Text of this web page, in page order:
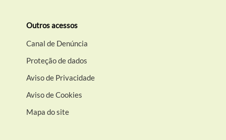
Outros acessos
Canal de Denúncia
Proteção de dados
Aviso de Privacidade
Aviso de Cookies
Mapa do site